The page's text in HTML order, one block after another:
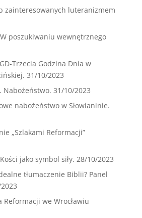
zainteresowanych luteranizmem
poszukiwaniu wewnętrznego
Trzecia Godzina Dnia w
31/10/2023
Nabożeństwo. 31/10/2023
nabożeństwo w Słowianinie.
„Szlakami Reformacji”
jako symbol siły. 28/10/2023
tłumaczenie Biblii? Panel
Reformacji we Wrocławiu